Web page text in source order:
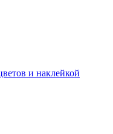
и наклейкой